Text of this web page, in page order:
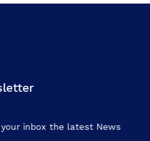
inbox the latest News